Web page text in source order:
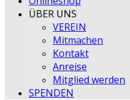
ÜBER UNS
VEREIN
Mitmachen
Kontakt
Anreise
Mitglied werden
SPENDEN